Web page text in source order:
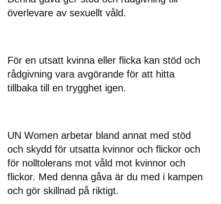
överlevare av sexuellt våld.
För en utsatt kvinna eller flicka kan stöd och
rådgivning vara avgörande för att hitta
tillbaka till en trygghet igen.
UN Women arbetar bland annat med stöd
och skydd för utsatta kvinnor och flickor och
för nolltolerans mot våld mot kvinnor och
flickor. Med denna gåva är du med i kampen
och gör skillnad på riktigt.